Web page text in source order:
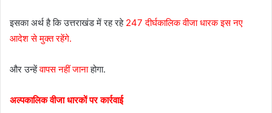
इसका अर्थ है कि उत्तराखंड में रह रहे247 दीर्घकालिक वीजा धारक इस नए
आदेश से मुक्त रहेंगे.
और उन्हेंवापस नहीं जानाहोगा.
अल्पकालिक वीजा धारकों पर कार्रवाई